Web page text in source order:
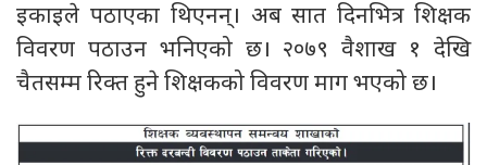
इकाइले पठाएका थिएनन्। अब सात दिनभित्र शिक्षक
विवरण पठाउन भनिएको छ। २०७९ वैशाख १ देखि
चैतसम्म रिक्त हुने शिक्षकको विवरण माग भएको छ।